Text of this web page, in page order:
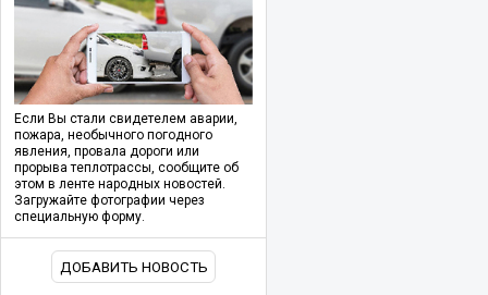
Если Вы стали свидетелем аварии,
пожара, необычного погодного
явления, провала дороги или
прорыва теплотрассы, сообщите об
этом в ленте народных новостей.
Загружайте фотографии через
специальную форму.
ДОБАВИТЬ НОВОСТЬ